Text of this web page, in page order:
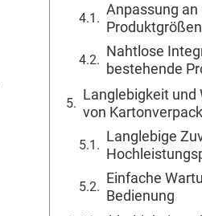
Anpassung
Nahtlose
bestehende
Langlebigkeit und
von
Langlebige
Einfache
Bedienung